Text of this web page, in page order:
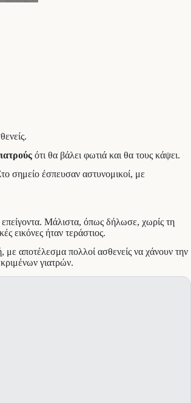
ότι θα βάλει φωτιά και θα τους κάψει.
σημείο έσπευσαν αστυνομικοί, με
Μάλιστα, όπως δήλωσε, χωρίς τη
εικόνες ήταν τεράστιος.
αποτέλεσμα πολλοί ασθενείς να χάνουν την
γιατρών.